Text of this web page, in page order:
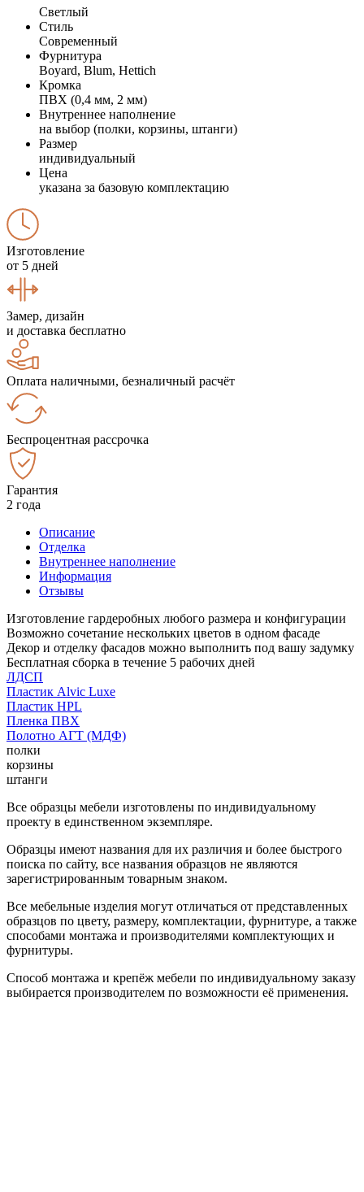
Светлый
Стиль
Современный
Фурнитура
Boyard, Blum, Hettich
Кромка
ПВХ (0,4 мм, 2 мм)
Внутреннее наполнение
на выбор (полки, корзины, штанги)
Размер
индивидуальный
Цена
указана за базовую комплектацию
Изготовление
от 5 дней
Замер, дизайн
и доставка бесплатно
Оплата наличными, безналичный расчёт
Беспроцентная рассрочка
Гарантия
2 года
Описание
Отделка
Внутреннее наполнение
Информация
Отзывы
Изготовление гардеробных любого размера и конфигурации
Возможно сочетание нескольких цветов в одном фасаде
Декор и отделку фасадов можно выполнить под вашу задумку
Бесплатная сборка в течение 5 рабочих дней
ЛДСП
Пластик Alvic Luxe
Пластик HPL
Пленка ПВХ
Полотно АГТ (МДФ)
полки
корзины
штанги
Все образцы мебели изготовлены по индивидуальному
проекту в единственном экземпляре.
Образцы имеют названия для их различия и более быстрого
поиска по сайту, все названия образцов не являются
зарегистрированным товарным знаком.
Все мебельные изделия могут отличаться от представленных
образцов по цвету, размеру, комплектации, фурнитуре, а также
способами монтажа и производителями комплектующих и
фурнитуры.
Способ монтажа и крепёж мебели по индивидуальному заказу
выбирается производителем по возможности её применения.